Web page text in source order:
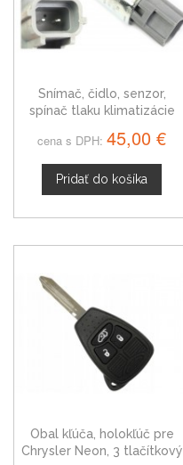
Snímač, čidlo, senzor,
spínač tlaku klimatizácie
cena s DPH: 45,00 €
Pridať do košíka
Obal kľúča, holokľúč pre
Chrysler Neon, 3 tlačítkový